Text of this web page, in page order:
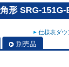
形 SRG-151G-
仕様表ダ
別売品